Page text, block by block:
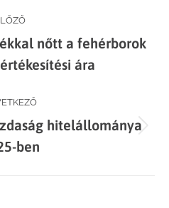
Previous
post:
nőtt a fehérborok
ára
Next
post:
hitelállománya
ben